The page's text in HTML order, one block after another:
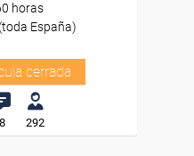
horas
España)
cerrada
8 292